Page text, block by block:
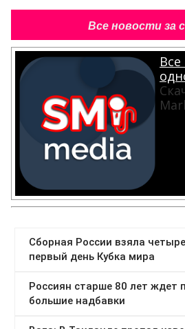
Все новости за